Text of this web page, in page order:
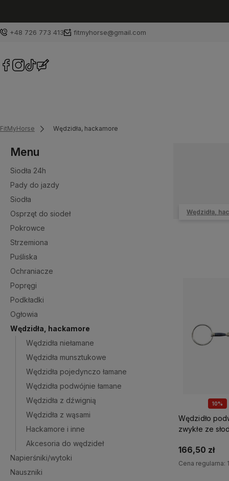
+48 726 773 413 fitmyhorse@gmail.com
FitMyHorse Wędzidła, hackamore
Menu
Siodła 24h
Pady do jazdy
Siodła
Osprzęt do siodeł
Pokrowce
Strzemiona
Puśliska
Ochraniacze
Popręgi
Podkładki
Ogłowia
Wędzidła, hackamore
Wędzidła niełamane
Wędzidła munsztukowe
Wędzidła pojedynczo łamane
Wędzidła podwójnie łamane
Wędzidła z dźwignią
Wędzidła z wąsami
Hackamore i inne
Akcesoria do wędzideł
Napierśniki/wytoki
Nauszniki
Wędzidła,
10%
Wędzidło
zwykłe ze
166,50 zł
Cena regularna: